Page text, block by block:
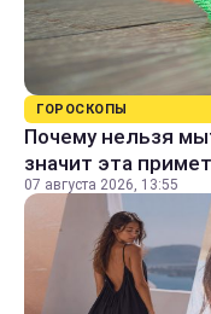
ГОРОСКОПЫ
Почему нельзя
значит эта
07 августа 2026, 13:55